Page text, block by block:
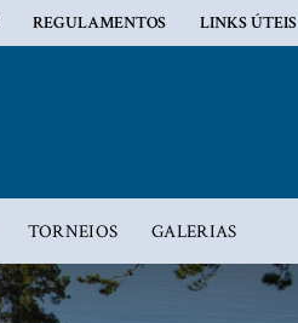
REGULAMENTOS LINKS ÚTEIS
TORNEIOS GALERIAS